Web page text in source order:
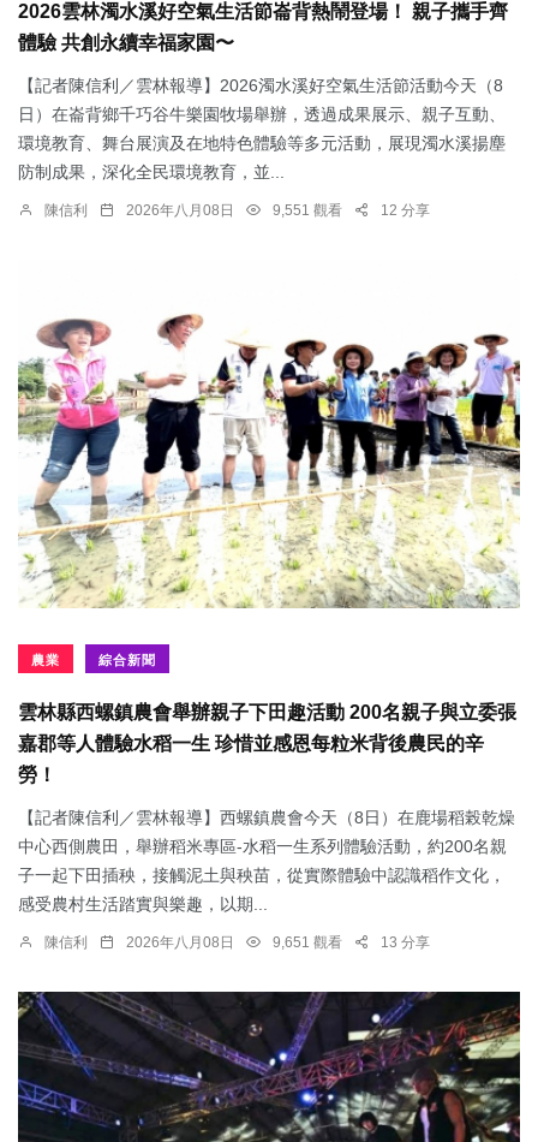
2026雲林濁水溪好空氣生活節崙背熱鬧登場！ 親子攜手齊
體驗 共創永續幸福家園〜
【記者陳信利／雲林報導】2026濁水溪好空氣生活節活動今天（8
日）在崙背鄉千巧谷牛樂園牧場舉辦，透過成果展示、親子互動、
環境教育、舞台展演及在地特色體驗等多元活動，展現濁水溪揚塵
防制成果，深化全民環境教育，並...
陳信利 2026年八月08日 9,551 觀看 12 分享
農業 綜合新聞
雲林縣西螺鎮農會舉辦親子下田趣活動 200名親子與立委張
嘉郡等人體驗水稻一生 珍惜並感恩每粒米背後農民的辛
勞！
【記者陳信利／雲林報導】西螺鎮農會今天（8日）在鹿場稻榖乾燥
中心西側農田，舉辦稻米專區-水稻一生系列體驗活動，約200名親
子一起下田插秧，接觸泥土與秧苗，從實際體驗中認識稻作文化，
感受農村生活踏實與樂趣，以期...
陳信利 2026年八月08日 9,651 觀看 13 分享